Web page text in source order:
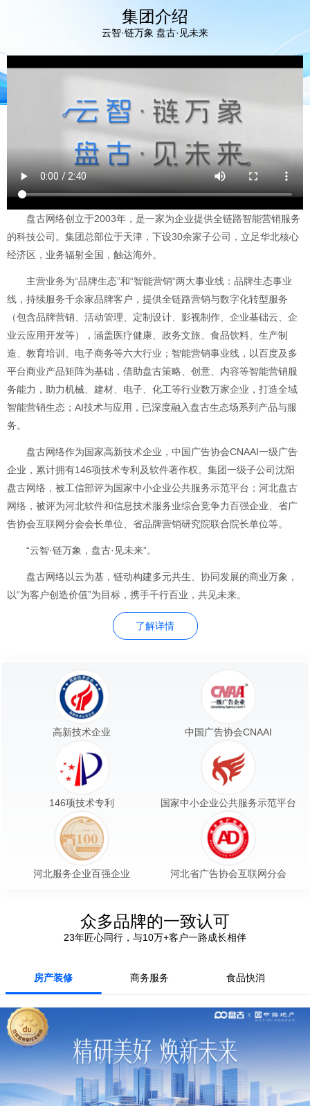
集团介绍
云智·链万象 盘古·见未来
盘古网络创立于2003年，是一家为企业提供全链路智能营销服务
的科技公司。集团总部位于天津，下设30余家子公司，立足华北核心
经济区，业务辐射全国，触达海外。
主营业务为“品牌生态”和“智能营销“两大事业线：品牌生态事业
线，持续服务千余家品牌客户，提供全链路营销与数字化转型服务
（包含品牌营销、活动管理、定制设计、影视制作、企业基础云、企
业云应用开发等），涵盖医疗健康、政务文旅、食品饮料、生产制
造、教育培训、电子商务等六大行业；智能营销事业线，以百度及多
平台商业产品矩阵为基础，借助盘古策略、创意、内容等智能营销服
务能力，助力机械、建材、电子、化工等行业数万家企业，打造全域
智能营销生态；AI技术与应用，已深度融入盘古生态场系列产品与服
务。
盘古网络作为国家高新技术企业，中国广告协会CNAAI一级广告
企业，累计拥有146项技术专利及软件著作权。集团一级子公司沈阳
盘古网络，被工信部评为国家中小企业公共服务示范平台；河北盘古
网络，被评为河北软件和信息技术服务业综合竞争力百强企业、省广
告协会互联网分会会长单位、省品牌营销研究院联合院长单位等。
“云智·链万象，盘古·见未来”。
盘古网络以云为基，链动构建多元共生、协同发展的商业万象，
以“为客户创造价值”为目标，携手千行百业，共见未来。
了解详情
高新技术企业 中国广告协会CNAAI
146项技术专利 国家中小企业公共服务示范平台
河北服务企业百强企业 河北省广告协会互联网分会
众多品牌的一致认可
23年匠心同行，与10万+客户一路成长相伴
房产装修 商务服务 食品快消